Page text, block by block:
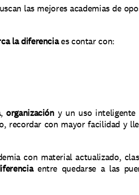
las mejores academias de
la diferencia es contar con:
, organización y un uso inteligente
recordar con mayor facilidad y
con material actualizado,
entre quedarse a las